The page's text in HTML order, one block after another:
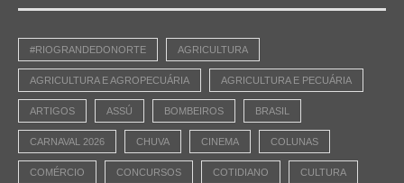
#RIOGRANDEDONORTE AGRICULTURA
AGRICULTURA E AGROPECUÁRIA AGRICULTURA E PECUÁRIA
ARTIGOS ASSÚ BOMBEIROS BRASIL
CARNAVAL 2026 CHUVA CINEMA COLUNAS
COMÉRCIO CONCURSOS COTIDIANO CULTURA